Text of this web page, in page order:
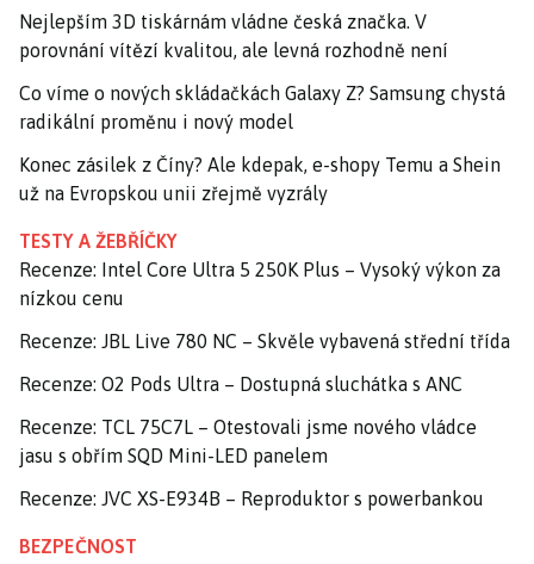
Nejlepším 3D tiskárnám vládne česká značka. V
porovnání vítězí kvalitou, ale levná rozhodně není
Co víme o nových skládačkách Galaxy Z? Samsung chystá
radikální proměnu i nový model
Konec zásilek z Číny? Ale kdepak, e-shopy Temu a Shein
už na Evropskou unii zřejmě vyzrály
TESTY A ŽEBŘÍČKY
Recenze: Intel Core Ultra 5 250K Plus – Vysoký výkon za
nízkou cenu
Recenze: JBL Live 780 NC – Skvěle vybavená střední třída
Recenze: O2 Pods Ultra – Dostupná sluchátka s ANC
Recenze: TCL 75C7L – Otestovali jsme nového vládce
jasu s obřím SQD Mini-LED panelem
Recenze: JVC XS-E934B – Reproduktor s powerbankou
BEZPEČNOST